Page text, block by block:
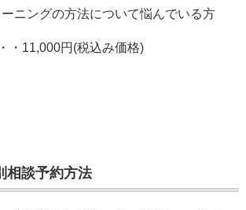
ニングの方法について悩んでいる方
11,000円(税込み価格)
相談予約方法